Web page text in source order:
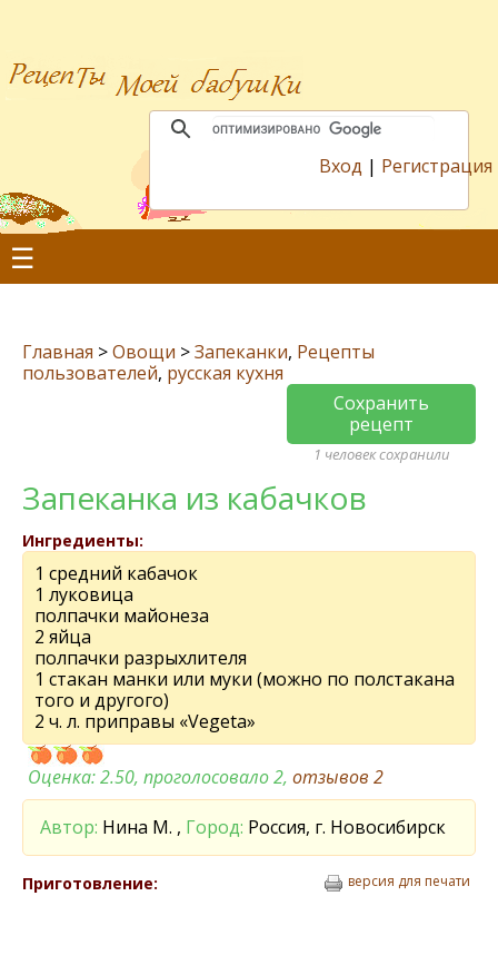
Вход | Регистрация
☰
Главная >Овощи >Запеканки, Рецепты
пользователей, русская кухня
Сохранить
рецепт
1 человек сохранили
Запеканка из кабачков
Ингредиенты:
1 средний кабачок
1 луковица
полпачки майонеза
2 яйца
полпачки разрыхлителя
1 стакан манки или муки (можно по полстакана
того и другого)
2 ч. л. приправы «Vegeta»
Оценка:2.50, проголосовало 2, отзывов 2
Автор: Нина М. , Город: Россия, г. Новосибирск
Приготовление: версия для печати